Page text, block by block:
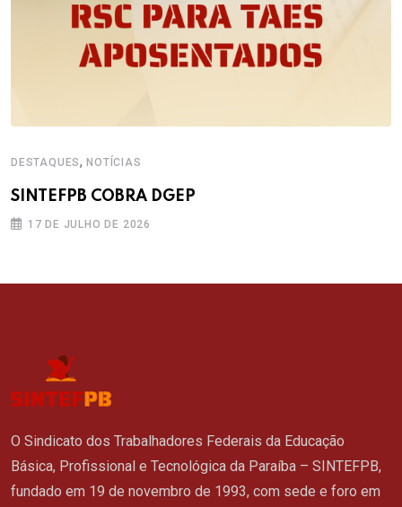
DESTAQUES,NOTÍCIAS
SINTEFPB COBRA DGEP
17 DE JULHO DE 2026
O Sindicato dos Trabalhadores Federais da Educação
Básica, Profissional e Tecnológica da Paraíba – SINTEFPB,
fundado em 19 de novembro de 1993, com sede e foro em